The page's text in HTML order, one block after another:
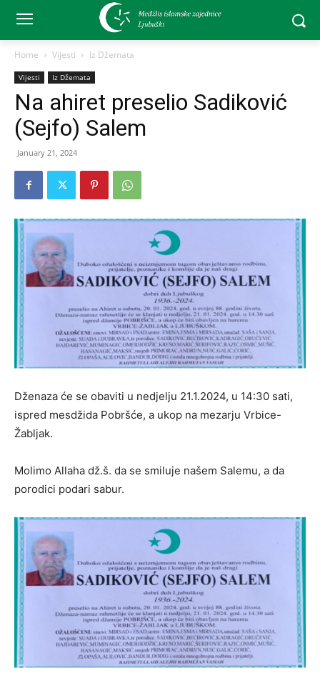
Home Vijesti Iz Džemata
Vijesti Iz Džemata
Na ahiret preselio Sadiković
(Sejfo) Salem
January 21, 2024
Dženaza će se obaviti u nedjelju 21.1.2024, u 14:30 sati,
ispred mesdžida Pobršće, a ukop na mezarju Vrbice-
Žabljak.
Molimo Allaha dž.š. da se smiluje našem Salemu, a da
porodici podari sabur.